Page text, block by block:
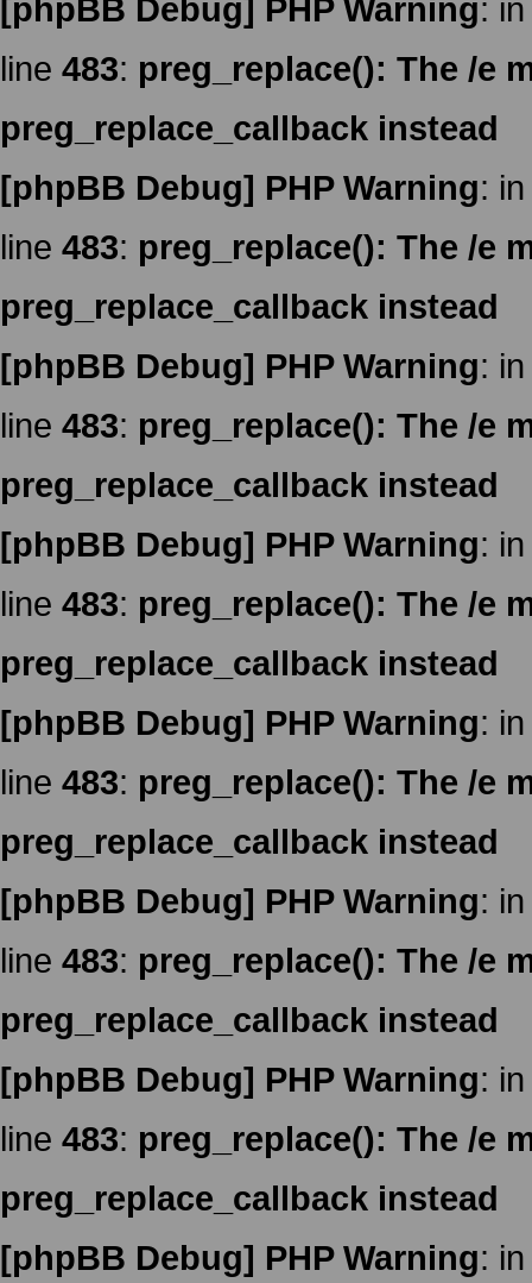
[phpBB Debug] PHP Warning:
line 483: preg_replace(): The /e
preg_replace_callback instead
[phpBB Debug] PHP Warning:
line 483: preg_replace(): The /e
preg_replace_callback instead
[phpBB Debug] PHP Warning:
line 483: preg_replace(): The /e
preg_replace_callback instead
[phpBB Debug] PHP Warning:
line 483: preg_replace(): The /e
preg_replace_callback instead
[phpBB Debug] PHP Warning:
line 483: preg_replace(): The /e
preg_replace_callback instead
[phpBB Debug] PHP Warning:
line 483: preg_replace(): The /e
preg_replace_callback instead
[phpBB Debug] PHP Warning:
line 483: preg_replace(): The /e
preg_replace_callback instead
[phpBB Debug] PHP Warning: